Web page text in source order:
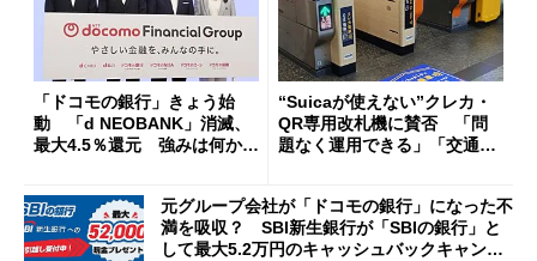
「ドコモの銀行」きょう始
動 「d NEOBANK」消滅、
最大4.5％還元 強みは何か解
“Suicaが使えない”クレカ・
QR専用改札機に賛否 「問
題なく運用できる」「交通系I
元グループ会社が「ドコモの銀行」になった不
満を吸収？ SBI新生銀行が「SBIの銀行」と
して最大5.2万円のキャッシュバックキャンペ